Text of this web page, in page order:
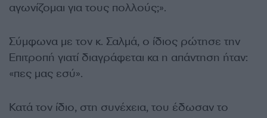
αγωνίζομαι για τους πολλούς;».
Σύμφωνα με τον κ. Σαλμά, ο ίδιος ρώτησε την
Επιτροπή γιατί διαγράφεται κα η απάντηση ήταν:
«πες μας εσύ».
Κατά τον ίδιο, στη συνέχεια, του έδωσαν το